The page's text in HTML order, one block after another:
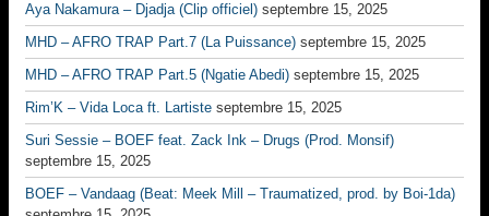
Aya Nakamura – Djadja (Clip officiel) septembre 15, 2025
MHD – AFRO TRAP Part.7 (La Puissance) septembre 15, 2025
MHD – AFRO TRAP Part.5 (Ngatie Abedi) septembre 15, 2025
Rim’K – Vida Loca ft. Lartiste septembre 15, 2025
Suri Sessie – BOEF feat. Zack Ink – Drugs (Prod. Monsif)
septembre 15, 2025
BOEF – Vandaag (Beat: Meek Mill – Traumatized, prod. by Boi-1da)